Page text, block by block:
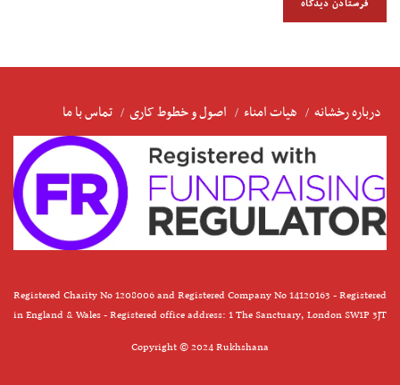
درباره رخشانه هیات امناء اصول و خطوط کاری تماس با ما
Registered Charity No 1208006 and Registered Company No 14120163 - Registered
in England & Wales - Registered office address: 1 The Sanctuary, London SW1P 3JT
Copyright © 2024 Rukhshana